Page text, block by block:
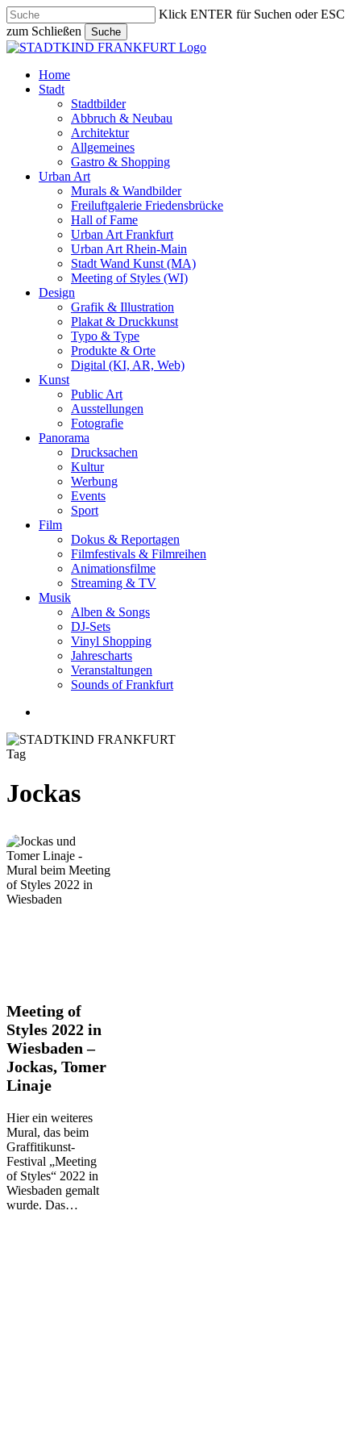
Skip
to
main
content
Klick ENTER für Suchen oder ESC
zum Schließen
Suche
Close
search
Menu
Home
Stadt
Stadtbilder
Abbruch & Neubau
Architektur
Allgemeines
Gastro & Shopping
Urban Art
Murals & Wandbilder
Freiluftgalerie Friedensbrücke
Hall of Fame
Urban Art Frankfurt
Urban Art Rhein-Main
Stadt Wand Kunst (MA)
Meeting of Styles (WI)
Design
Grafik & Illustration
Plakat & Druckkunst
Typo & Type
Produkte & Orte
Digital (KI, AR, Web)
Kunst
Public Art
Ausstellungen
Fotografie
Panorama
Drucksachen
Kultur
Werbung
Events
Sport
Film
Dokus & Reportagen
Filmfestivals & Filmreihen
Animationsfilme
Streaming & TV
Musik
Alben & Songs
DJ-Sets
Vinyl Shopping
Jahrescharts
Veranstaltungen
Sounds of Frankfurt
Tag
Jockas
Meeting
of
Styles
2022
in
Wiesbaden
–
Tomer
Linaje
Meeting of
Styles 2022 in
Wiesbaden –
Jockas, Tomer
Linaje
Hier ein weiteres
Mural, das beim
Graffitikunst-
Festival „Meeting
of Styles“ 2022 in
Wiesbaden gemalt
wurde. Das…